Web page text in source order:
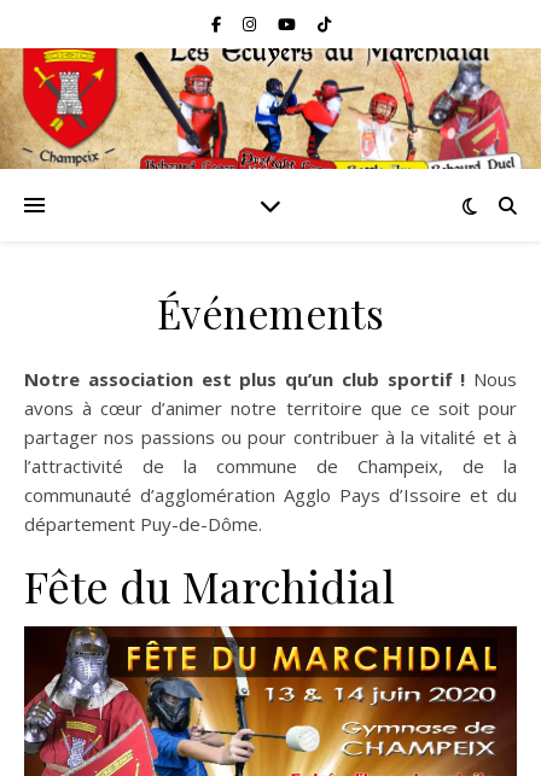
Événements
Notre association est plus qu’un club sportif ! Nous
avons à cœur d’animer notre territoire que ce soit pour
partager nos passions ou pour contribuer à la vitalité et à
l’attractivité de la commune de Champeix, de la
communauté d’agglomération Agglo Pays d’Issoire et du
département Puy-de-Dôme.
Fête du Marchidial